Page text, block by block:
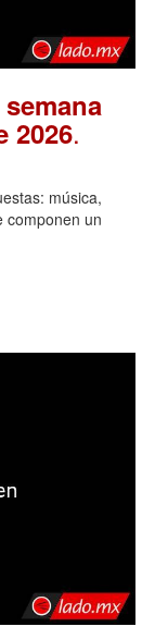
2026.
música,
componen un